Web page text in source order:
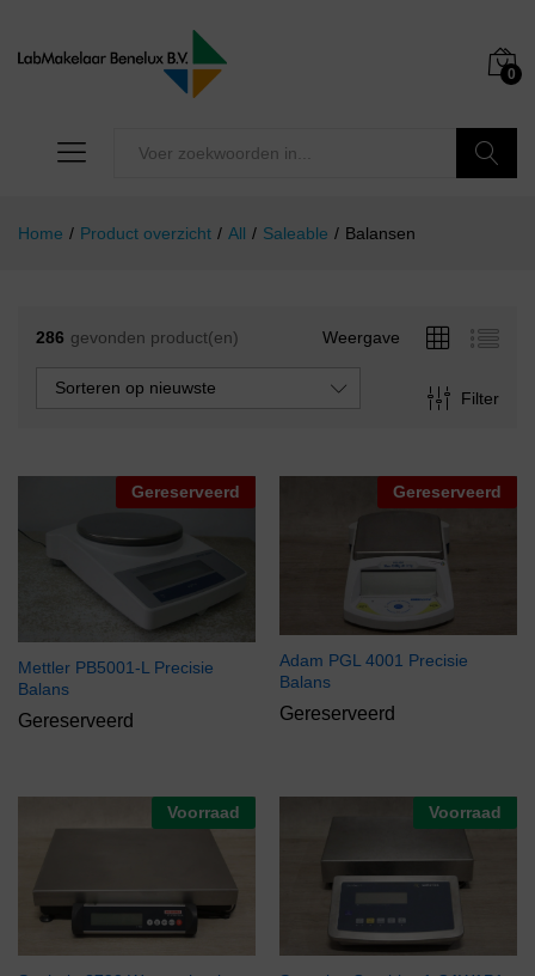
0
Home / Product overzicht / All / Saleable / Balansen
286 gevonden product(en) Weergave
Filter
Sorteren op nieuwste
Gereserveerd
Mettler PB5001-L Precisie
Balans
Gereserveerd
Gereserveerd
Adam PGL 4001 Precisie
Balans
Gereserveerd
Voorraad Voorraad